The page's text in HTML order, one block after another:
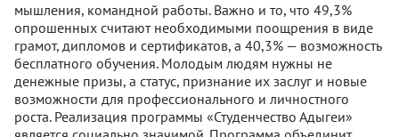
мышления, командной работы. Важно и то, что 49,3%
опрошенных считают необходимыми поощрения в виде
грамот, дипломов и сертификатов, а 40,3% — возможность
бесплатного обучения. Молодым людям нужны не
денежные призы, а статус, признание их заслуг и новые
возможности для профессионального и личностного
роста. Реализация программы «Студенчество Адыгеи»